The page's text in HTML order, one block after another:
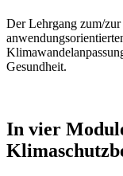
Der Lehrgang zum/
Gesundheit.
In vier